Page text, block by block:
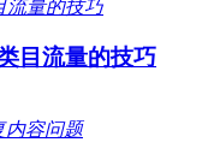
目流量的技巧